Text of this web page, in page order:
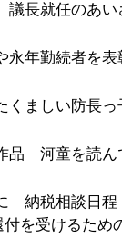
議長就任のあ
永年勤続者を
ましい防長っ
品 河童を読
納税相談日
を受けるため